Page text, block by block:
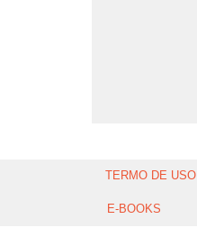
TERMO DE USO
E-BOOKS